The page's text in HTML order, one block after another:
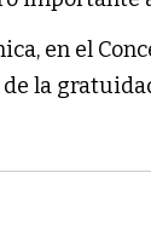
en el
la